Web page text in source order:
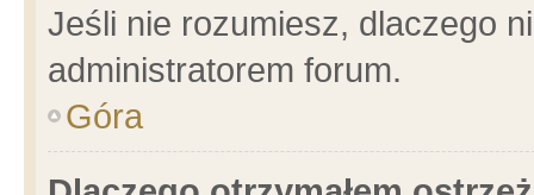
Jeśli nie rozumiesz, dlaczego
administratorem forum.
Góra